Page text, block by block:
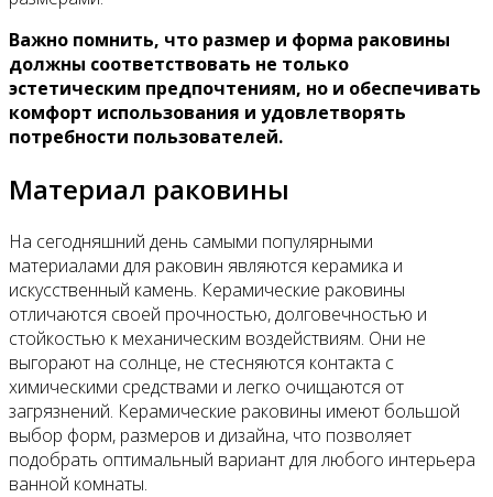
Важно помнить, что размер и форма раковины
должны соответствовать не только
эстетическим предпочтениям, но и обеспечивать
комфорт использования и удовлетворять
потребности пользователей.
Материал раковины
На сегодняшний день самыми популярными
материалами для раковин являются керамика и
искусственный камень. Керамические раковины
отличаются своей прочностью, долговечностью и
стойкостью к механическим воздействиям. Они не
выгорают на солнце, не стесняются контакта с
химическими средствами и легко очищаются от
загрязнений. Керамические раковины имеют большой
выбор форм, размеров и дизайна, что позволяет
подобрать оптимальный вариант для любого интерьера
ванной комнаты.